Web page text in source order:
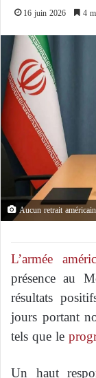
16 juin 2026 4
Aucun retrait
L’armée
présence au
résultats
jours portant
tels que le
Un haut